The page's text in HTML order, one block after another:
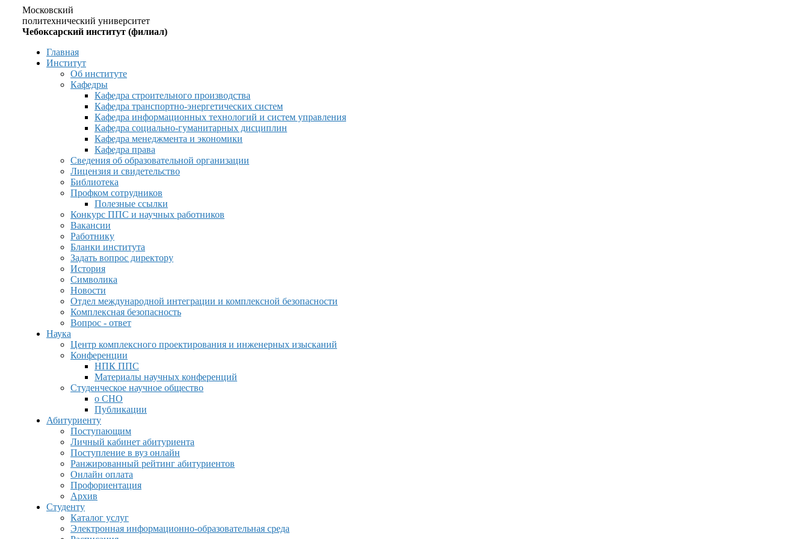
Московский
политехнический университет
Чебоксарский институт (филиал)
Главная
Институт
Об институте
Кафедры
Кафедра строительного производства
Кафедра транспортно-энергетических систем
Кафедра информационных технологий и систем управления
Кафедра социально-гуманитарных дисциплин
Кафедра менеджмента и экономики
Кафедра права
Сведения об образовательной организации
Лицензия и свидетельство
Библиотека
Профком сотрудников
Полезные ссылки
Конкурс ППС и научных работников
Вакансии
Работнику
Бланки института
Задать вопрос директору
История
Символика
Новости
Отдел международной интеграции и комплексной безопасности
Комплексная безопасность
Вопрос - ответ
Наука
Центр комплексного проектирования и инженерных изысканий
Конференции
НПК ППС
Материалы научных конференций
Студенческое научное общество
о СНО
Публикации
Абитуриенту
Поступающим
Личный кабинет абитуриента
Поступление в вуз онлайн
Ранжированный рейтинг абитуриентов
Онлайн оплата
Профориентация
Архив
Студенту
Каталог услуг
Электронная информационно-образовательная среда